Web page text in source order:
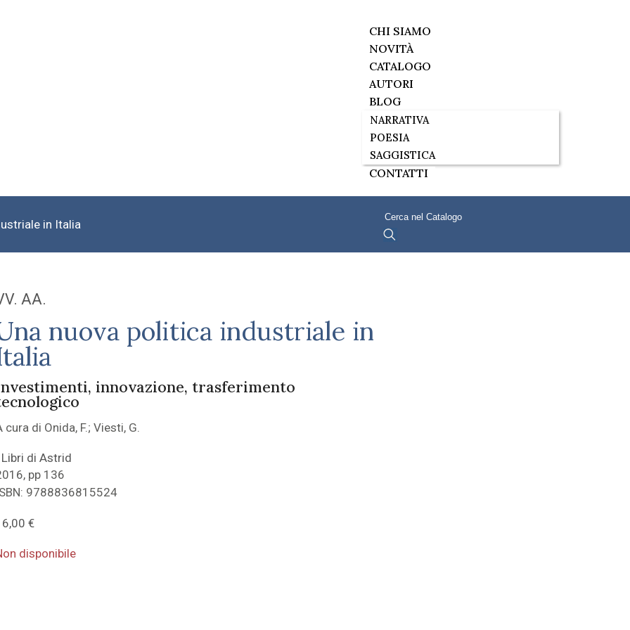
CHI SIAMO
NOVITÀ
CATALOGO
AUTORI
BLOG
NARRATIVA
POESIA
SAGGISTICA
CONTATTI
in Italia
AA.
nuova politica industriale in
innovazione, trasferimento
cura di Onida, F.; Viesti, G.
di Astrid
pp 136
9788836815524
€
disponibile